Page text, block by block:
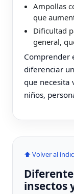
Ampollas
que
Dificultad
general,
Comprender
diferenciar
que necesita
niños,
⬆ Volver al
insectos